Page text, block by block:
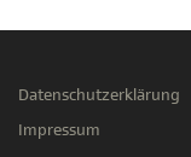
Datenschutzerklärung
Impressum